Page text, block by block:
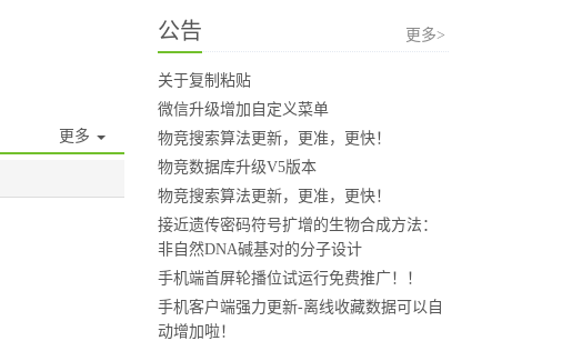
更多
公告 更多>
关于复制粘贴
微信升级增加自定义菜单
物竞搜索算法更新，更准，更快！
物竞数据库升级V5版本
物竞搜索算法更新，更准，更快！
接近遗传密码符号扩增的生物合成方法：
非自然DNA碱基对的分子设计
手机端首屏轮播位试运行免费推广！！
手机客户端强力更新-离线收藏数据可以自
动增加啦！